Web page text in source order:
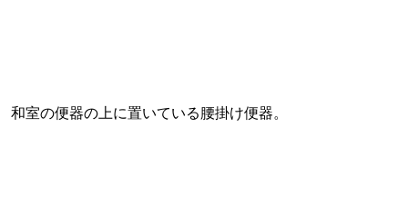
和室の便器の上に置いている腰掛け便器。